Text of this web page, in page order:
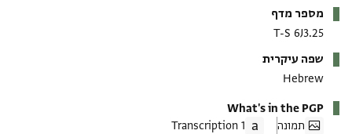
מספר מדף
T-S 6J3.25
שפה עיקרית
Hebrew
What's in the PGP
תמונה
1 Transcription